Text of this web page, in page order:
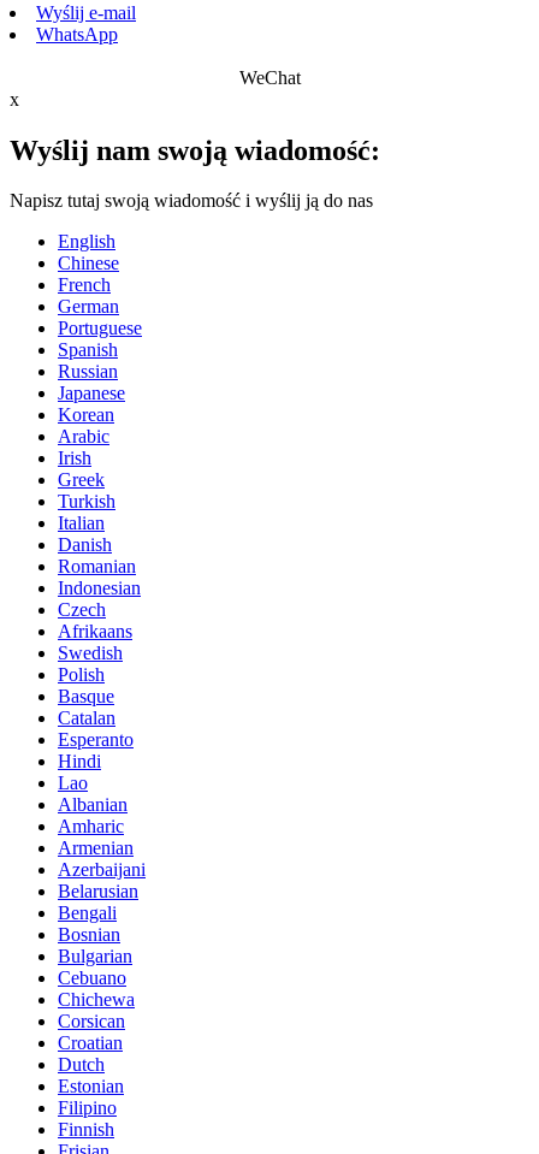
Wyślij e-mail
WhatsApp
WeChat
x
Wyślij nam swoją wiadomość:
Napisz tutaj swoją wiadomość i wyślij ją do nas
English
Chinese
French
German
Portuguese
Spanish
Russian
Japanese
Korean
Arabic
Irish
Greek
Turkish
Italian
Danish
Romanian
Indonesian
Czech
Afrikaans
Swedish
Polish
Basque
Catalan
Esperanto
Hindi
Lao
Albanian
Amharic
Armenian
Azerbaijani
Belarusian
Bengali
Bosnian
Bulgarian
Cebuano
Chichewa
Corsican
Croatian
Dutch
Estonian
Filipino
Finnish